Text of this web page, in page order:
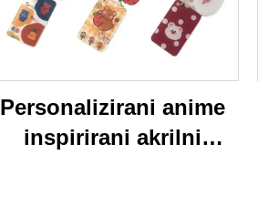
Personalizirani anime
inspirirani akrilni